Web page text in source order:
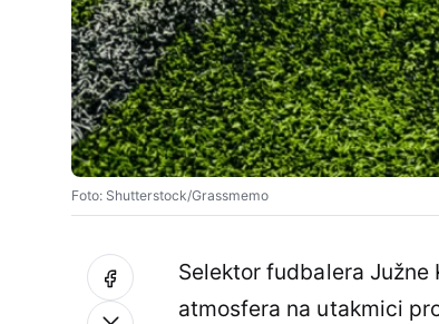
Foto: Shutterstock/Grassmemo
Selektor fudbalera Južne
atmosfera na utakmici